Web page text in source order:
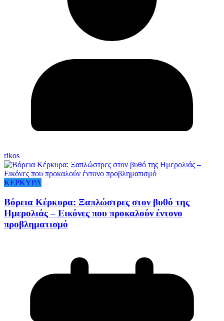
rikos
ΚΕΡΚΥΡΑ
Βόρεια Κέρκυρα: Ξαπλώστρες στον βυθό της
Ημερολιάς – Εικόνες που προκαλούν έντονο
προβληματισμό